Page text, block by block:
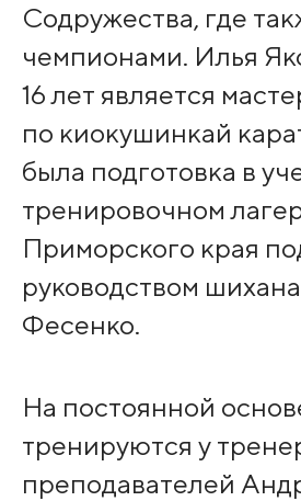
Содружества, где
чемпионами. Илья
16 лет является
по киокушинкай
была подготовка в
тренировочном
Приморского края
руководством
Фесенко.
На постоянной
тренируются у
преподавателей